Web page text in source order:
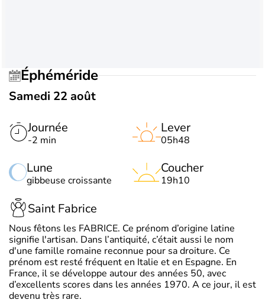
Éphéméride
Samedi 22 août
Journée
-2 min
Lune
gibbeuse croissante
Lever
05h48
Coucher
19h10
Saint Fabrice
Nous fêtons les FABRICE. Ce prénom d’origine latine
signifie l'artisan. Dans l’antiquité, c’était aussi le nom
d'une famille romaine reconnue pour sa droiture. Ce
prénom est resté fréquent en Italie et en Espagne. En
France, il se développe autour des années 50, avec
d’excellents scores dans les années 1970. A ce jour, il est
devenu très rare.